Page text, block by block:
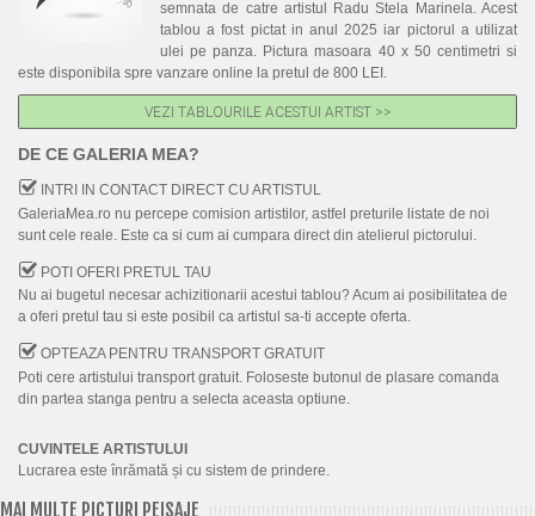
semnata de catre artistul Radu Stela Marinela. Acest
tablou a fost pictat in anul 2025 iar pictorul a utilizat
ulei pe panza. Pictura masoara 40 x 50 centimetri si
este disponibila spre vanzare online la pretul de 800 LEI.
VEZI TABLOURILE ACESTUI ARTIST >>
DE CE GALERIA MEA?
INTRI IN CONTACT DIRECT CU ARTISTUL
GaleriaMea.ro nu percepe comision artistilor, astfel preturile listate de noi
sunt cele reale. Este ca si cum ai cumpara direct din atelierul pictorului.
POTI OFERI PRETUL TAU
Nu ai bugetul necesar achizitionarii acestui tablou? Acum ai posibilitatea de
a oferi pretul tau si este posibil ca artistul sa-ti accepte oferta.
OPTEAZA PENTRU TRANSPORT GRATUIT
Poti cere artistului transport gratuit. Foloseste butonul de plasare comanda
din partea stanga pentru a selecta aceasta optiune.
CUVINTELE ARTISTULUI
Lucrarea este înrămată și cu sistem de prindere.
MAI MULTE PICTURI PEISAJE